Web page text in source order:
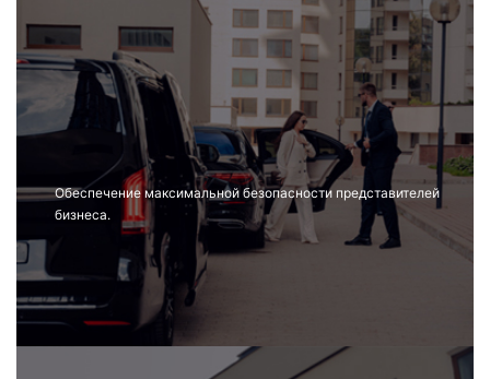
Обеспечение максимальной безопасности представителей
бизнеса.